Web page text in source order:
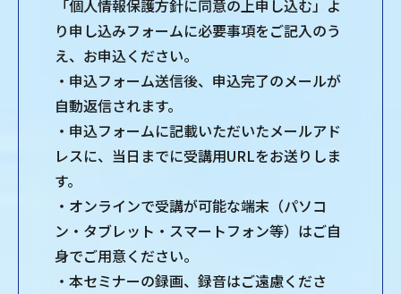
「個人情報保護方針に同意の上申し込む」よ
り申し込みフォームに必要事項をご記入のう
え、お申込ください。
・申込フォーム送信後、申込完了のメールが
自動返信されます。
・申込フォームに記載いただいたメールアド
レスに、当日までに受講用URLをお送りしま
す。
・オンラインで受講が可能な端末（パソコ
ン・タブレット・スマートフォン等）はご自
身でご用意ください。
・本セミナーの録画、録音はご遠慮くださ